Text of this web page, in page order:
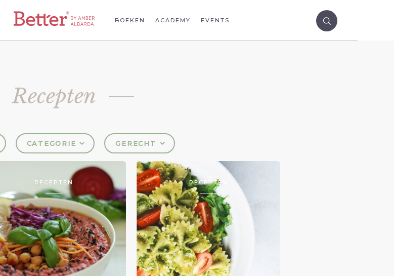
BOEKEN ACADEMY EVENTS
Recepten
CATEGORIE GERECHT
RECEPTEN RECEPTEN